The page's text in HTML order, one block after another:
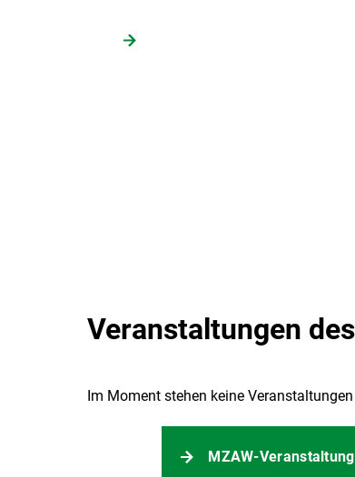
Veranstaltungen
Im Moment stehen keine
MZAW-